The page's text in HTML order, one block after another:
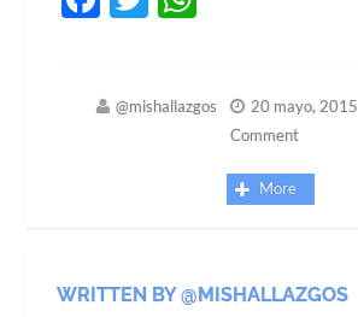
@mishallazgos 20 mayo, 2015
Comment
More
WRITTEN BY @MISHALLAZGOS